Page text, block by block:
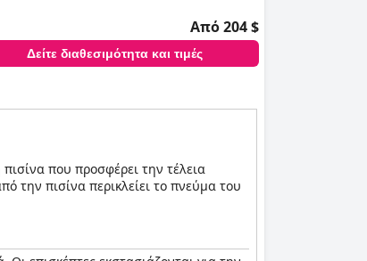
Από 204 $
Δείτε διαθεσιμότητα και τιμές
που προσφέρει την τέλεια
την πισίνα περικλείει το πνεύμα του
δυτικό τοπίο που το περιβάλλει,
τις αισθήσεις τους και να